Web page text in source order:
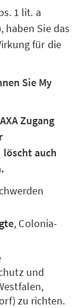
1 lit. a
haben Sie das
für die
Sie My
Zugang
auch
, Colonia-
und
zu richten.